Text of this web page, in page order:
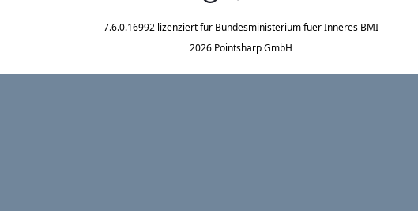
7.6.0.16992 lizenziert für Bundesministerium fuer Inneres BMI
2026 Pointsharp GmbH